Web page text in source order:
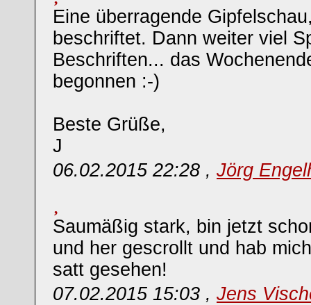
Eine überragende
beschriftet. Dann weiter viel
Beschriften... das
begonnen :-)
Beste Grüße,
J
06.02.2015 22:28 , Jörg
Saumäßig stark, bin jetzt
und her gescrollt und hab
satt gesehen!
07.02.2015 15:03 , Jens